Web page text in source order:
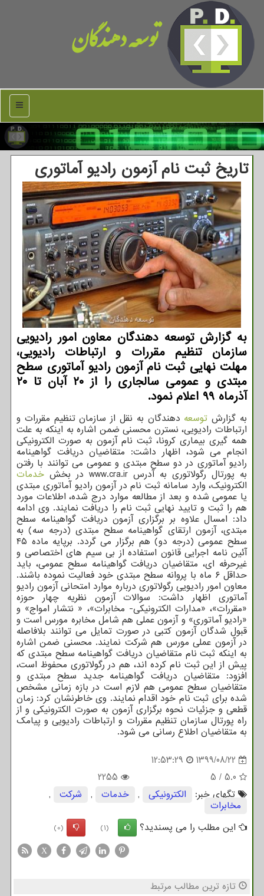
توسعه دهندگان
منو
تاریخ ثبت نام آزمون رادیو آماتوری
به گزارش توسعه دهندگان معاون امور رادیویی
سازمان تنظیم مقررات و ارتباطات رادیویی،
مهلت نهایی ثبت نام آزمون رادیو آماتوری سطح
مبتدی و عمومی سالجاری را از ۲۰ آبان تا ۲۰
آذرماه ۹۹ اعلام نمود.
به گزارش توسعه دهندگان به نقل از سازمان تنظیم مقررات و
ارتباطات رادیویی، نسترن محسنی ضمن اشاره به اینکه به علت
همه گیری بیماری کرونا، ثبت نام آزمون به صورت الکترونیکی
انجام می شود، اظهار داشت: متقاضیان دریافت گواهینامه
رادیو آماتوری در دو سطح مبتدی و عمومی می توانند با رفتن
به پورتال رگولاتوری به آدرس www.cra.ir در بخش خدمات
الکترونیک، وارد سامانه ثبت نام در آزمون رادیو آماتوری مبتدی
یا عمومی شده و بعد از مطالعه موارد درج شده، اطلاعات مورد
هم را ثبت و تایید نهایی ثبت نام را دریافت نمایند. وی ادامه
داد: امسال علاوه بر برگزاری آزمون دریافت گواهینامه سطح
مبتدی، آزمون ارتقای گواهینامه سطح مبتدی (درجه سه) به
سطح عمومی (درجه دو) هم برگزار می گردد. برپایه ماده ۴۵
آئین نامه اجرایی قانون استفاده از بی سیم های اختصاصی و
غیرحرفه ای، متقاضیان دریافت گواهینامه سطح عمومی، باید
حداقل ۶ ماه با پروانه سطح مبتدی خود فعالیت نموده باشند.
معاون امور رادیویی رگولاتوری درباره موارد امتحانی آزمون رادیو
آماتوری اظهار داشت: سوالات آزمون نظریه چهار حوزه
«مقررات»، «مدارات الکترونیکی- مخابرات»، « نتشار امواج» و
«رادیو آماتوری» و آزمون عملی هم شامل مخابره مورس است و
قبول شدگان آزمون کتبی در صورت تمایل می توانند بلافاصله
در آزمون عملی مورس هم شرکت نمایند. محسنی ضمن اشاره
به اینکه ثبت نام متقاضیان دریافت گواهینامه سطح مبتدی که
پیش از این ثبت نام کرده اند، هم در رگولاتوری محفوظ است،
افزود: متقاضیان دریافت گواهینامه جدید سطح مبتدی و
متقاضیان سطح عمومی هم لازم است در بازه زمانی مشخص
شده برای ثبت نام خود اقدام نمایند. وی خاطرنشان کرد: زمان
قطعی و جزئیات نحوه برگزاری آزمون به صورت الکترونیکی و از
راه پورتال سازمان تنظیم مقررات و ارتباطات رادیویی و پیامک
به متقاضیان اطلاع رسانی می شود.
1399/08/22
12:53:29
5.0
/
5
2255
تگهای خبر:
الكترونیكی , خدمات , شركت ,
مخابرات
این مطلب را می پسندید؟
(1)
(0)
X
تازه ترین مطالب مرتبط